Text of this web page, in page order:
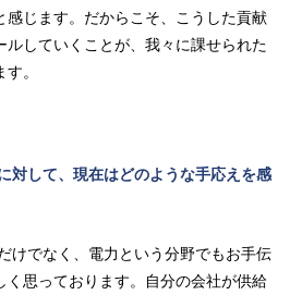
感じます。だからこそ、こうした貢献
していくことが、我々に課せられた
。
対して、現在はどのような手応えを感
けでなく、電力という分野でもお手伝
く思っております。自分の会社が供給